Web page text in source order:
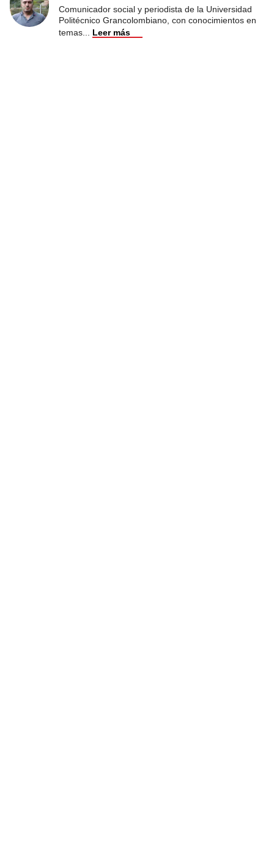
Comunicador social y periodista de la Universidad
Politécnico Grancolombiano, con conocimientos en
temas
Leer más